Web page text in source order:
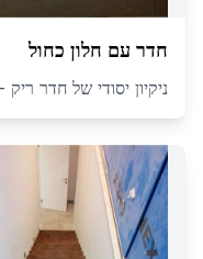
חדר עם חלון כחול
ניקיון יסודי של חדר